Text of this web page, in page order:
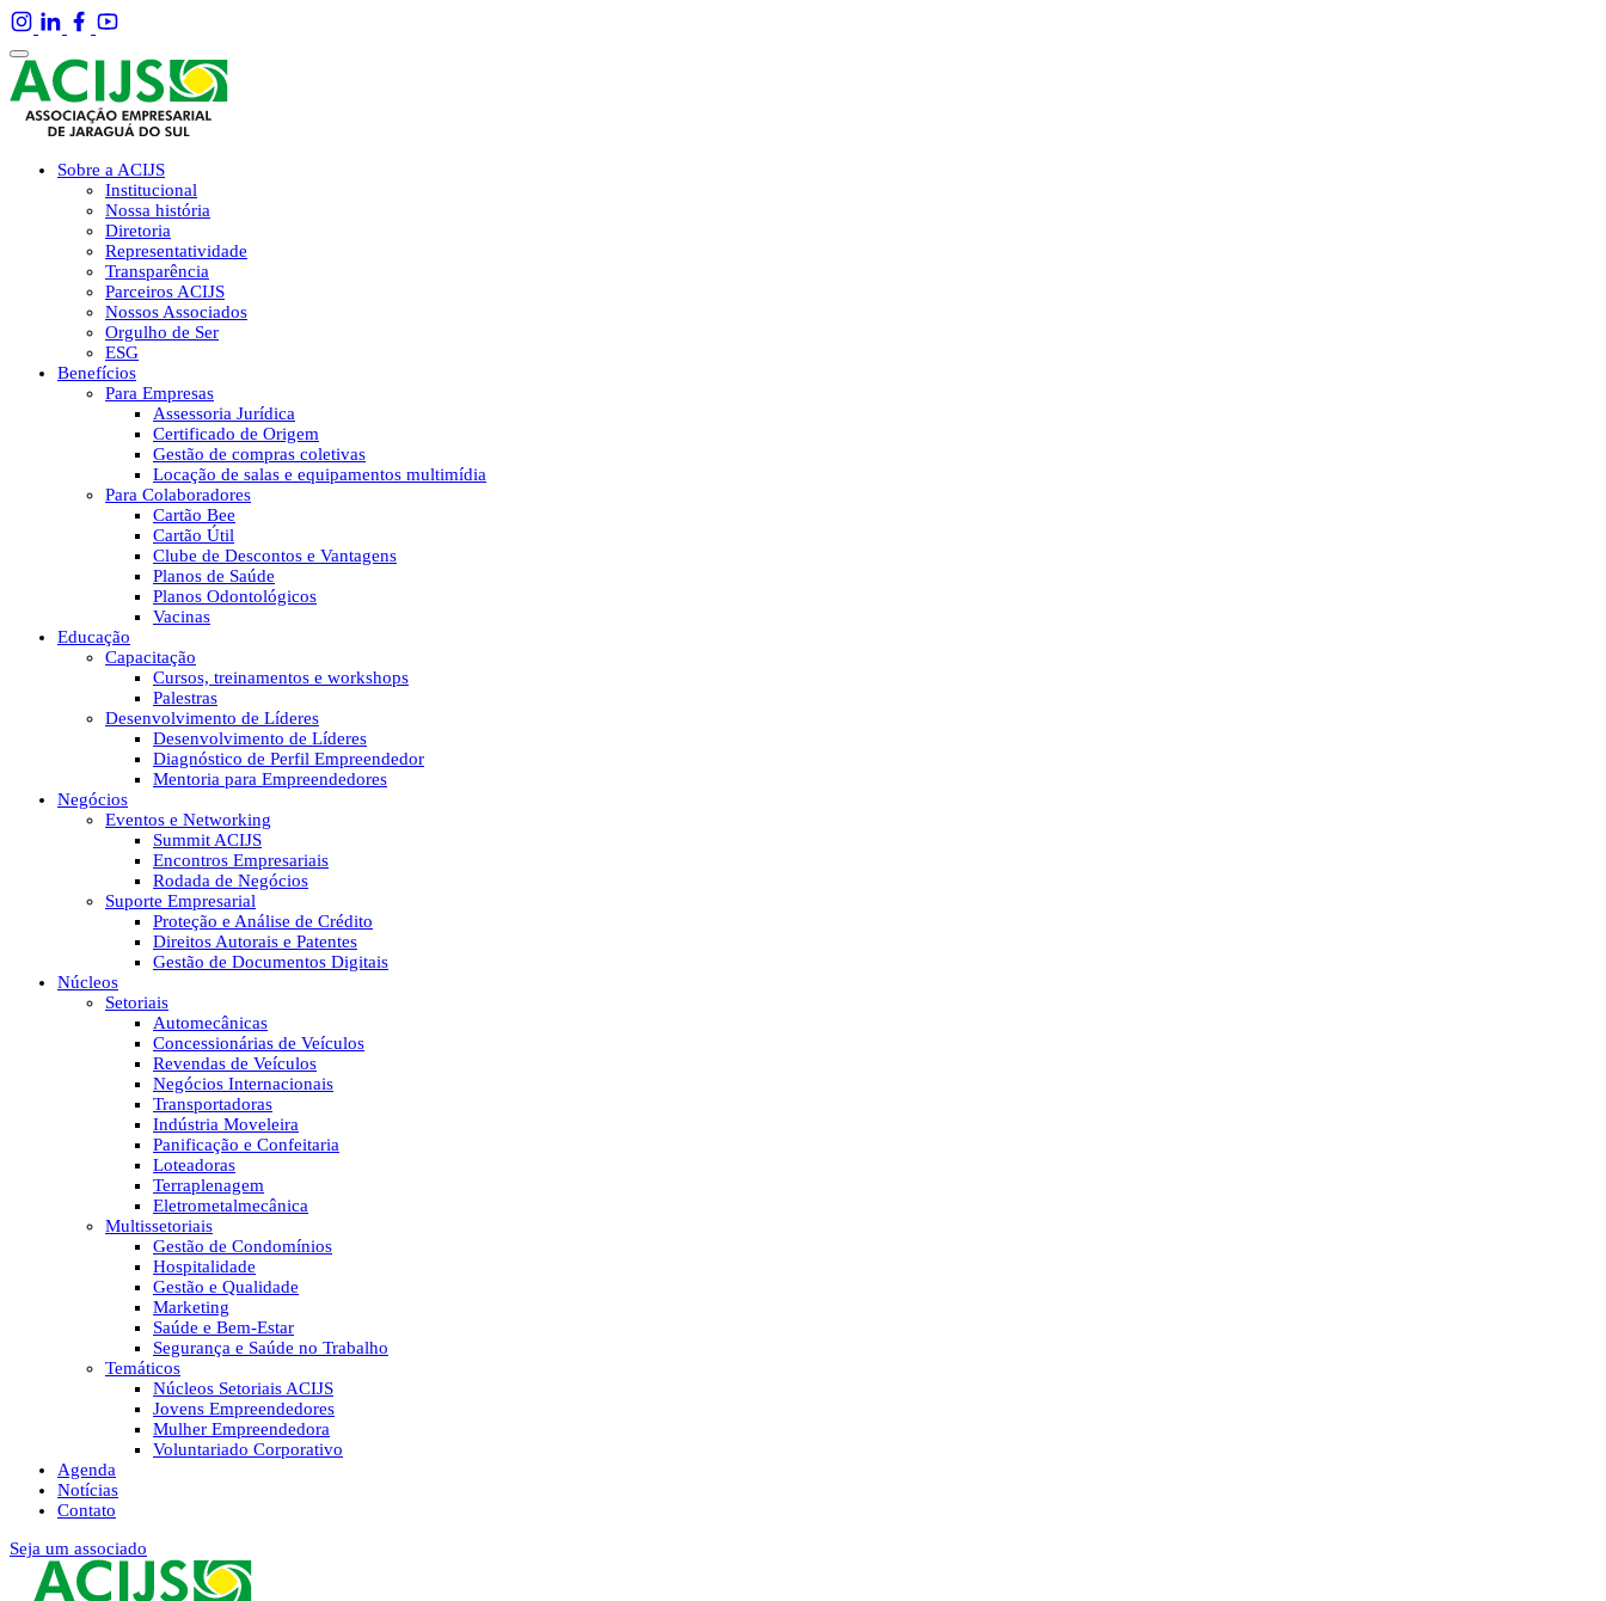
Sobre a ACIJS
Institucional
Nossa história
Diretoria
Representatividade
Transparência
Parceiros ACIJS
Nossos Associados
Orgulho de Ser
ESG
Benefícios
Para Empresas
Assessoria Jurídica
Certificado de Origem
Gestão de compras coletivas
Locação de salas e equipamentos multimídia
Para Colaboradores
Cartão Bee
Cartão Útil
Clube de Descontos e Vantagens
Planos de Saúde
Planos Odontológicos
Vacinas
Educação
Capacitação
Cursos, treinamentos e workshops
Palestras
Desenvolvimento de Líderes
Desenvolvimento de Líderes
Diagnóstico de Perfil Empreendedor
Mentoria para Empreendedores
Negócios
Eventos e Networking
Summit ACIJS
Encontros Empresariais
Rodada de Negócios
Suporte Empresarial
Proteção e Análise de Crédito
Direitos Autorais e Patentes
Gestão de Documentos Digitais
Núcleos
Setoriais
Automecânicas
Concessionárias de Veículos
Revendas de Veículos
Negócios Internacionais
Transportadoras
Indústria Moveleira
Panificação e Confeitaria
Loteadoras
Terraplenagem
Eletrometalmecânica
Multissetoriais
Gestão de Condomínios
Hospitalidade
Gestão e Qualidade
Marketing
Saúde e Bem-Estar
Segurança e Saúde no Trabalho
Temáticos
Núcleos Setoriais ACIJS
Jovens Empreendedores
Mulher Empreendedora
Voluntariado Corporativo
Agenda
Notícias
Contato
Seja um associado